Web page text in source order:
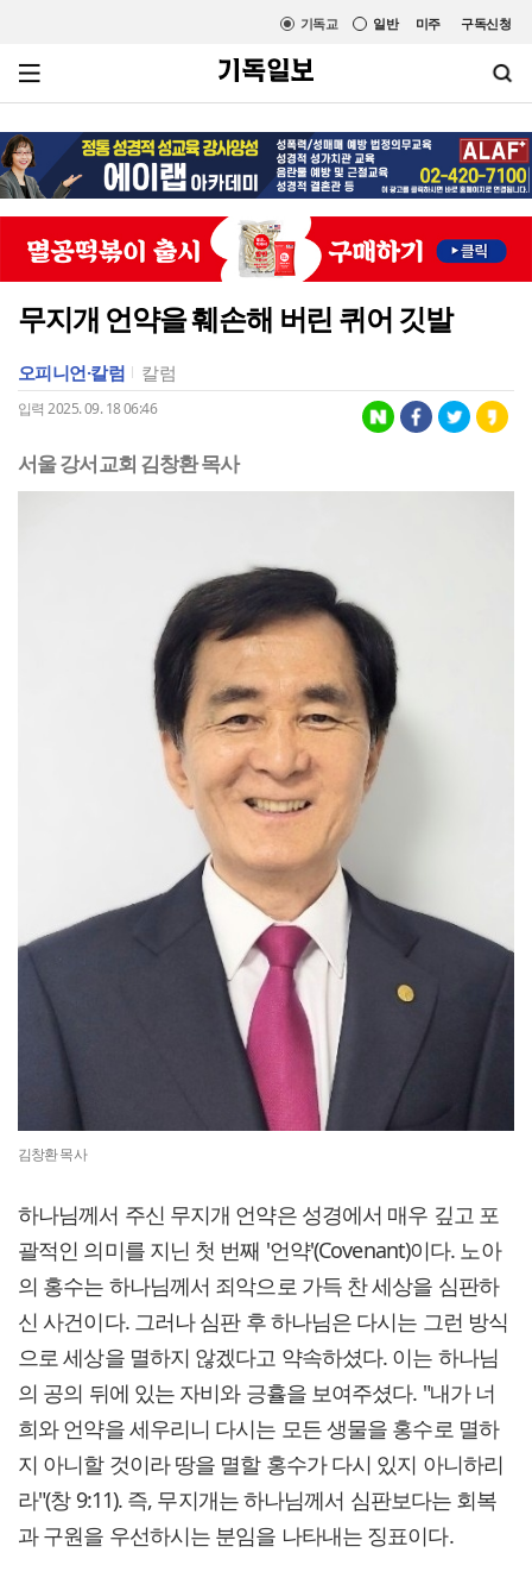
미주 구독신청
일반
기독교
무지개 언약을 훼손해 버린 퀴어 깃발
오피니언·칼럼 칼럼
입력 2025. 09. 18 06:46
서울 강서교회 김창환 목사
김창환 목사
하나님께서 주신 무지개 언약은 성경에서 매우 깊고 포
괄적인 의미를 지닌 첫 번째 '언약'(Covenant)이다. 노아
의 홍수는 하나님께서 죄악으로 가득 찬 세상을 심판하
신 사건이다. 그러나 심판 후 하나님은 다시는 그런 방식
으로 세상을 멸하지 않겠다고 약속하셨다. 이는 하나님
의 공의 뒤에 있는 자비와 긍휼을 보여주셨다. "내가 너
희와 언약을 세우리니 다시는 모든 생물을 홍수로 멸하
지 아니할 것이라 땅을 멸할 홍수가 다시 있지 아니하리
라"(창 9:11). ​즉, 무지개는 하나님께서 심판보다는 회복
과 구원을 우선하시는 분임을 나타내는 징표이다.​